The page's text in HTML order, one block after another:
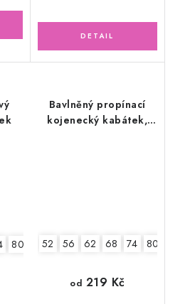
80 86
Bavlněný propínací
kojenecký kabátek,
52 56 62 68 74 80
od 219 Kč